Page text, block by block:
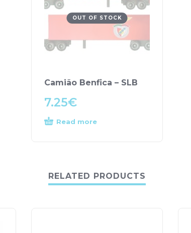
OUT OF STOCK
Camião Benfica – SLB
7.25€
Read more
RELATED PRODUCTS